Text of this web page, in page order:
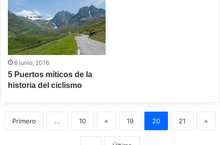
6 junio, 2016
5 Puertos míticos de la
historia del ciclismo
Primero ... 10 « 19 20 21 »